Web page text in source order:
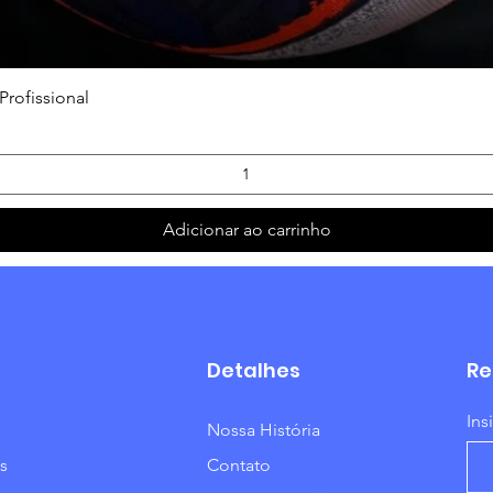
Adicionar ao carrinho
Detalhes
Nossa História
Contato